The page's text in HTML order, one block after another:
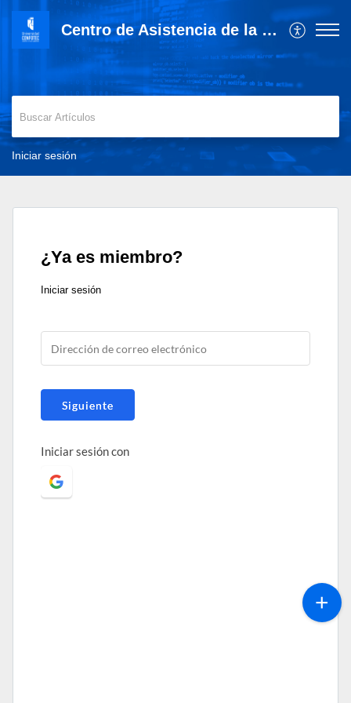
Centro de Asistencia de la Universidad Cenfotec
Iniciar sesión
¿Ya es miembro?
Iniciar sesión